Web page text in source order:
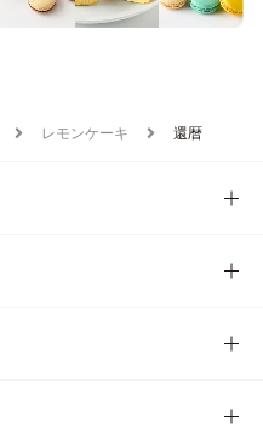
レモンケーキ 還暦